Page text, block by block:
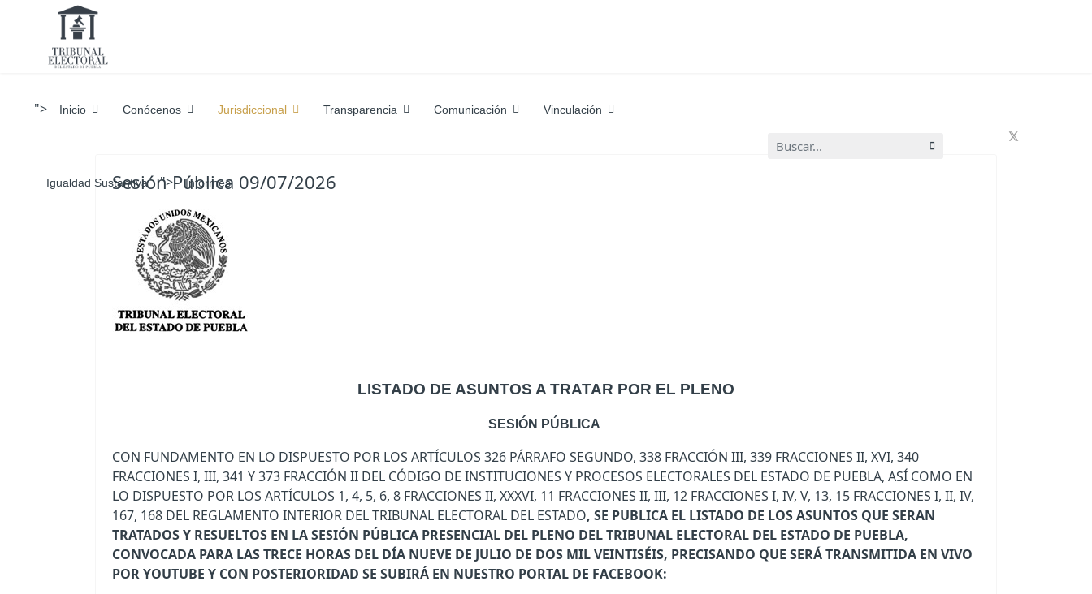
"> Inicio Conócenos Jurisdiccional Transparencia Comunicación Vinculación
Igualdad Sustantiva "> Informes
Buscar...
Sesión Pública 09/07/2026
LISTADO DE ASUNTOS A TRATAR POR EL PLENO
SESIÓN PÚBLICA
CON FUNDAMENTO EN LO DISPUESTO POR LOS ARTÍCULOS 326 PÁRRAFO SEGUNDO, 338 FRACCIÓN III, 339 FRACCIONES II, XVI, 340
FRACCIONES I, III, 341 Y 373 FRACCIÓN II DEL CÓDIGO DE INSTITUCIONES Y PROCESOS ELECTORALES DEL ESTADO DE PUEBLA, ASÍ COMO EN
LO DISPUESTO POR LOS ARTÍCULOS 1, 4, 5, 6, 8 FRACCIONES II, XXXVI, 11 FRACCIONES II, III, 12 FRACCIONES I, IV, V, 13, 15 FRACCIONES I, II, IV,
167, 168 DEL REGLAMENTO INTERIOR DEL TRIBUNAL ELECTORAL DEL ESTADO, SE PUBLICA EL LISTADO DE LOS ASUNTOS QUE SERAN
TRATADOS Y RESUELTOS EN LA SESIÓN PÚBLICA PRESENCIAL DEL PLENO DEL TRIBUNAL ELECTORAL DEL ESTADO DE PUEBLA,
CONVOCADA PARA LAS TRECE HORAS DEL DÍA NUEVE DE JULIO DE DOS MIL VEINTISÉIS, PRECISANDO QUE SERÁ TRANSMITIDA EN VIVO
POR YOUTUBE Y CON POSTERIORIDAD SE SUBIRÁ EN NUESTRO PORTAL DE FACEBOOK: